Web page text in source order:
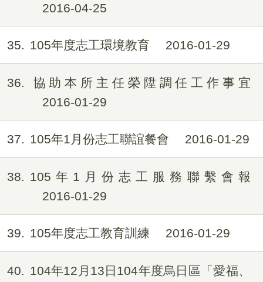
2016-04-25
35 105年度志工環境教育 2016-01-29
36
協助本所主任榮陞調任工作事宜
2016-01-29
37 105年1月份志工聯誼餐會 2016-01-29
38
105年1月份志工服務聯繫會報
2016-01-29
39 105年度志工教育訓練 2016-01-29
40
104年12月13日104年度烏日區「愛福、